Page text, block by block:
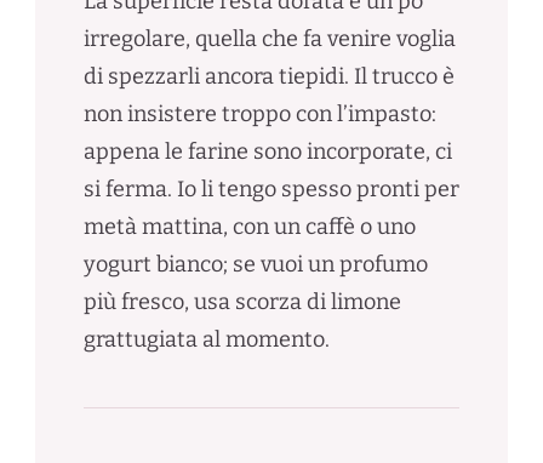
irregolare, quella che fa venire voglia
di spezzarli ancora tiepidi. Il trucco è
non insistere troppo con l’impasto:
appena le farine sono incorporate, ci
si ferma. Io li tengo spesso pronti per
metà mattina, con un caffè o uno
yogurt bianco; se vuoi un profumo
più fresco, usa scorza di limone
grattugiata al momento.